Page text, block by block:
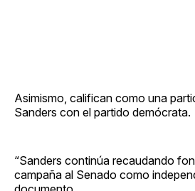
Asimismo, califican como una
Sanders con el partido demócrata.
“Sanders continúa recaudando
campaña al Senado como